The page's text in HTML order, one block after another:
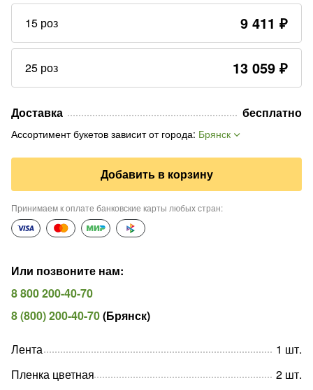
15 роз 9 411 ₽
25 роз 13 059 ₽
Доставка бесплатно
Ассортимент букетов зависит от города: Брянск
Добавить в корзину
Принимаем к оплате банковские карты любых стран:
Или позвоните нам:
8 800 200-40-70
8 (800) 200-40-70(Брянск)
Лента 1 шт.
Пленка цветная
2 шт.